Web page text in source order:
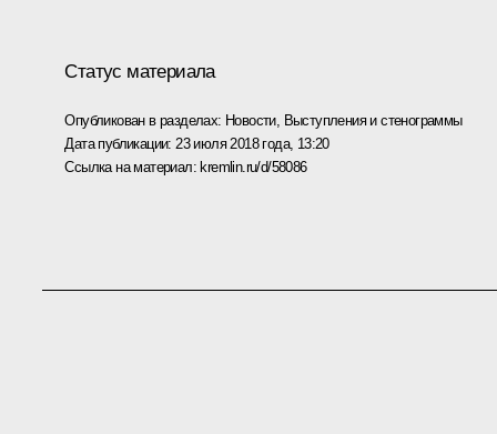
Статус материала
Опубликован в разделах: Новости, Выступления и стенограммы
Дата публикации: 23 июля 2018 года, 13:20
Ссылка на материал: kremlin.ru/d/58086